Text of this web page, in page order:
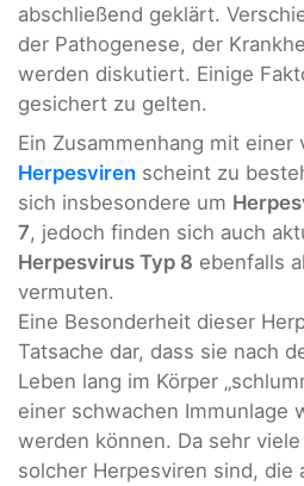
abschließend geklärt.
der Pathogenese, der
werden diskutiert. Einige
gesichert zu gelten.
Ein Zusammenhang mit
Herpesviren scheint zu
sich insbesondere um
7, jedoch finden sich auch
Herpesvirus Typ 8 ebenfalls
vermuten.
Eine Besonderheit dieser
Tatsache dar, dass sie nach
Leben lang im Körper
einer schwachen Immunlage
werden können. Da sehr
solcher Herpesviren sind, die